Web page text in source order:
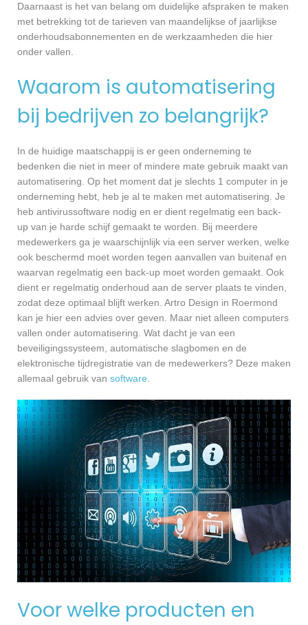
Daarnaast is het van belang om duidelijke afspraken te maken
met betrekking tot de tarieven van maandelijkse of jaarlijkse
onderhoudsabonnementen en de werkzaamheden die hier
onder vallen.
Waarom is automatisering
bij bedrijven zo belangrijk?
In de huidige maatschappij is er geen onderneming te
bedenken die niet in meer of mindere mate gebruik maakt van
automatisering. Op het moment dat je slechts 1 computer in je
onderneming hebt, heb je al te maken met automatisering. Je
heb antivirussoftware nodig en er dient regelmatig een back-
up van je harde schijf gemaakt te worden. Bij meerdere
medewerkers ga je waarschijnlijk via een server werken, welke
ook beschermd moet worden tegen aanvallen van buitenaf en
waarvan regelmatig een back-up moet worden gemaakt. Ook
dient er regelmatig onderhoud aan de server plaats te vinden,
zodat deze optimaal blijft werken. Artro Design in Roermond
kan je hier een advies over geven. Maar niet alleen computers
vallen onder automatisering. Wat dacht je van een
beveiligingssysteem, automatische slagbomen en de
elektronische tijdregistratie van de medewerkers? Deze maken
allemaal gebruik van software.
Voor welke producten en